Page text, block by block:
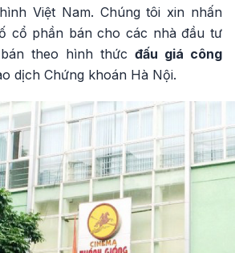
Việt Nam. Chúng tôi xin nhấn
cổ phần bán cho các nhà đầu tư
theo hình thức đấu giá công
dịch Chứng khoán Hà Nội.